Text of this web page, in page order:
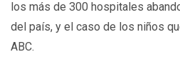
los más de 300 hospitales
del país, y el caso de los niños
ABC.